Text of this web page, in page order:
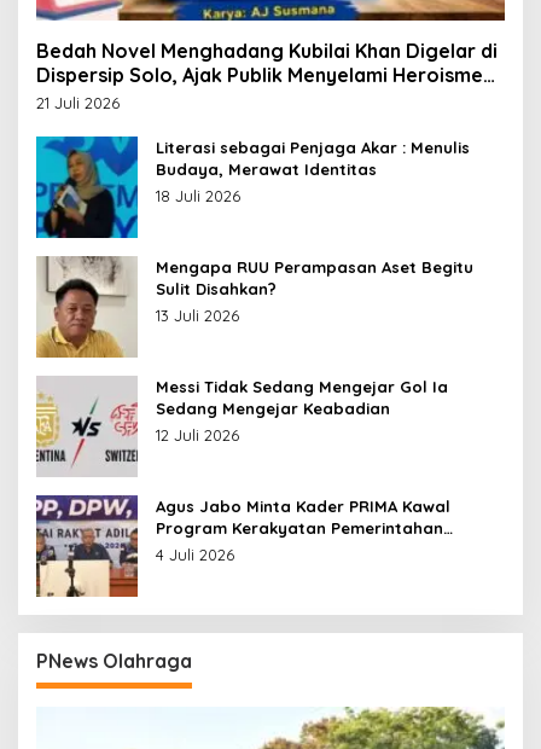
Bedah Novel Menghadang Kubilai Khan Digelar di
Dispersip Solo, Ajak Publik Menyelami Heroisme
Leluhur Nusantara
21 Juli 2026
Literasi sebagai Penjaga Akar : Menulis
Budaya, Merawat Identitas
18 Juli 2026
Mengapa RUU Perampasan Aset Begitu
Sulit Disahkan?
13 Juli 2026
Messi Tidak Sedang Mengejar Gol Ia
Sedang Mengejar Keabadian
12 Juli 2026
Agus Jabo Minta Kader PRIMA Kawal
Program Kerakyatan Pemerintahan
Prabowo
4 Juli 2026
PNews Olahraga